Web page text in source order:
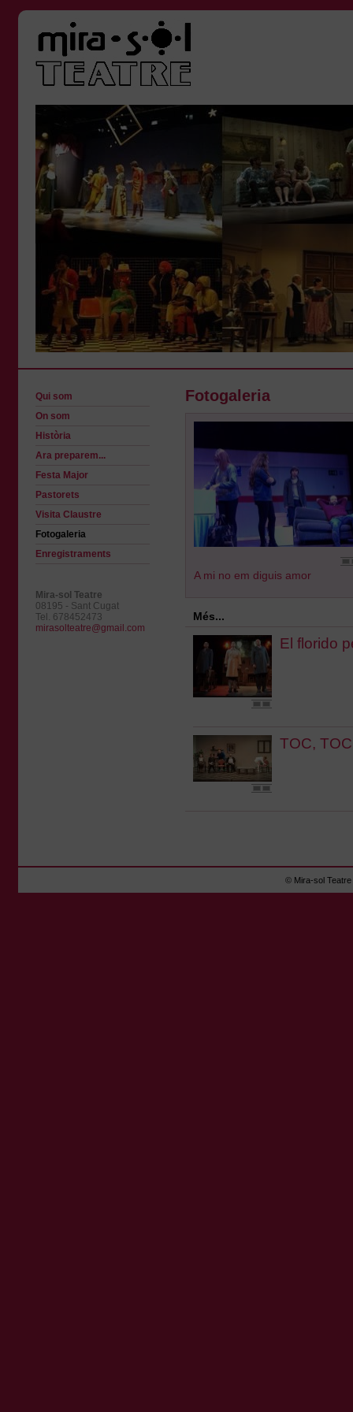
Qui som
On som
Història
Ara preparem...
Festa Major
Pastorets
Visita Claustre
Fotogaleria
Enregistraments
Mira-sol Teatre
08195 - Sant Cugat
Tel. 678452473
mirasolteatre@gmail.com
Fotogaleria
A mi no em diguis amor
Més...
El florido
TOC, TOC
© Mira-sol